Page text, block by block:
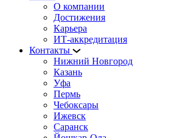
О компании
Достижения
Карьера
ИТ-аккредитация
Контакты
Нижний Новгород
Казань
Уфа
Пермь
Чебоксары
Ижевск
Саранск